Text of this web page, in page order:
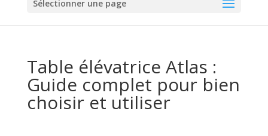
Sélectionner une page
Table élévatrice Atlas :
Guide complet pour bien
choisir et utiliser